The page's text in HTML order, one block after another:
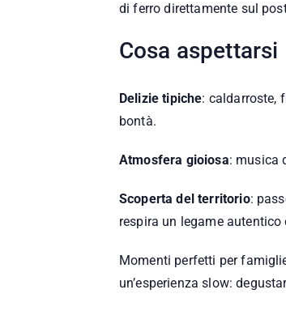
di ferro direttamente sul
Cosa aspettarsi
Delizie tipiche: caldarroste,
bontà.
Atmosfera gioiosa: musica
Scoperta del territorio:
respira un legame
Momenti perfetti per
un’esperienza slow: